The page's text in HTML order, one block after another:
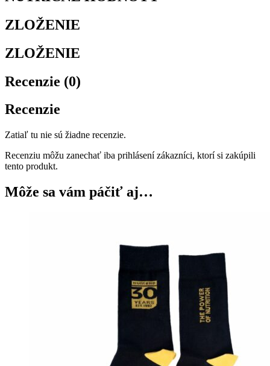
ZLOŽENIE
ZLOŽENIE
Recenzie (0)
Recenzie
Zatiaľ tu nie sú žiadne recenzie.
Recenziu môžu zanechať iba prihlásení zákazníci, ktorí si zakúpili
tento produkt.
Môže sa vám páčiť aj…